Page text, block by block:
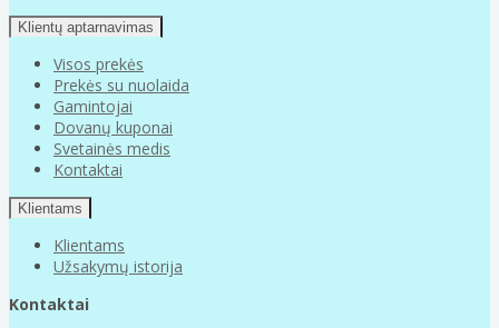
Klientų aptarnavimas
Visos prekės
Prekės su nuolaida
Gamintojai
Dovanų kuponai
Svetainės medis
Kontaktai
Klientams
Klientams
Užsakymų istorija
Kontaktai